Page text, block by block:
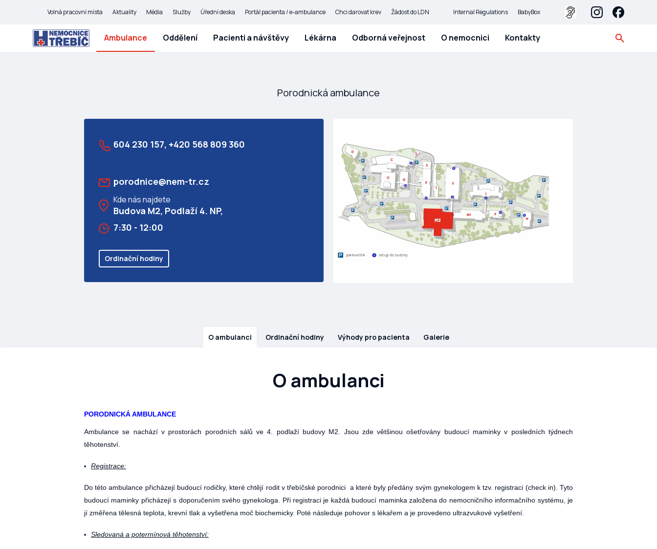
Volná pracovní místa Aktuality Média Služby Úřední deska Portál pacienta / e-ambulance Chci darovat krev Žádost do LDN Internal Regulations BabyBox
Ambulance Oddělení Pacienti a návštěvy Lékárna Odborná veřejnost O nemocnici Kontakty
Porodnická ambulance
604 230 157, +420 568 809 360
porodnice@nem-tr.cz
Kde nás najdete
Budova M2, Podlaží 4. NP,
7:30 - 12:00
Ordinační hodiny
O ambulanci Ordinační hodiny Výhody pro pacienta Galerie
O ambulanci
PORODNICKÁ AMBULANCE
Ambulance se nachází v prostorách porodních sálů ve 4. podlaží budovy M2. Jsou zde většinou ošetřovány budoucí maminky v posledních týdnech
těhotenství.
Registrace:
Do této ambulance přicházejí budoucí rodičky, které chtějí rodit v třebíčské porodnici a které byly předány svým gynekologem k tzv. registraci (check in). Tyto
budoucí maminky přicházejí s doporučením svého gynekologa. Při registraci je každá budoucí maminka založena do nemocničního informačního systému, je
jí změřena tělesná teplota, krevní tlak a vyšetřena moč biochemicky. Poté následuje pohovor s lékařem a je provedeno ultrazvukové vyšetření.
Sledovaná a potermínová těhotenství: